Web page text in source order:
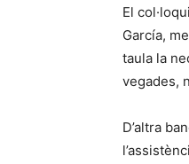
El
García,
taula la
vegades,
D’altra